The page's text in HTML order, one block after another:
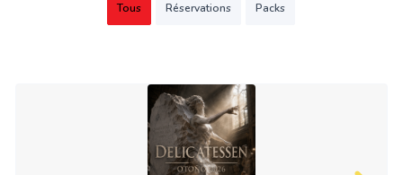
Tous Réservations Packs